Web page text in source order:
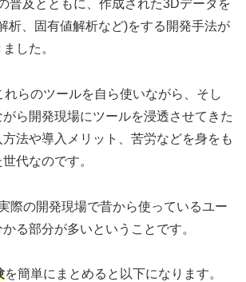
普及とともに、作成された3Dデータを
析、固有値解析など)をする開発手法が
した。
れらのツールを自ら使いながら、そし
ら開発現場にツールを浸透させてきた
法や導入メリット、苦労などを身をも
代なのです。
際の開発現場で昔から使っているユー
る部分が多いということです。
を簡単にまとめると以下になります。